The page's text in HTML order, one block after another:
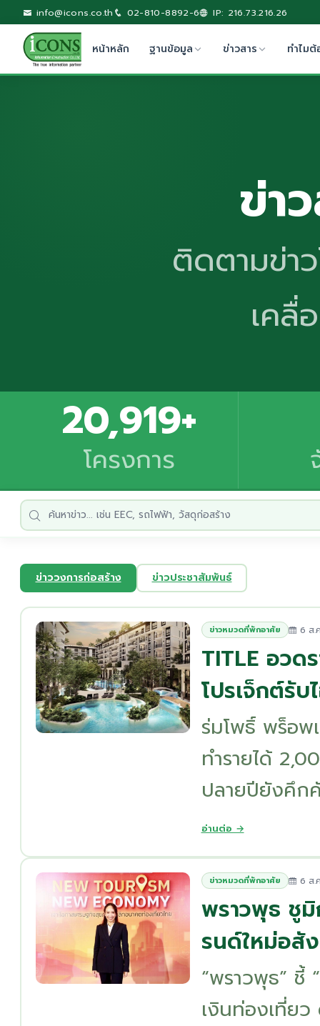
info@icons.co.th 02-810-8892-6 IP: 216.73.216.26
หน้าหลัก ฐานข้อมูล ข่าวสาร ทำไมต้
ข่า
ติดตามข่า
เคลื่
20,919+
โครงการ
ข่าววงการก่อสร้าง ข่าวประชาสัมพันธ์
ข่าวหมวดที่พักอาศัย 6 ส.
TITLE อวด
โปรเจ็กต์รั
ร่มโพธิ์ พร็อพ
ทำรายได้
ปลายปียังคึกคั
อ่านต่อ →
ข่าวหมวดที่พักอาศัย 6 ส.
พราวพุธ ชูมิ
รนด์ใหม่อสั
“พราวพุธ” ชี้
เงินท่องเที่ย